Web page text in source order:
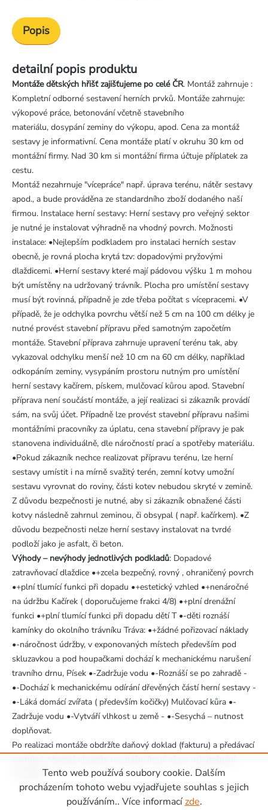
Tento web používá soubory cookie. Dalším
procházením tohoto webu vyjadřujete souhlas s jejich
používáním.. Více informacízde.
Popis
detailní popis produktu
Montáže dětských hřišť zajišťujeme po celé ČR. Montáž zahrnuje :
Kompletní odborné sestavení herních prvků. Montáže zahrnuje:
výkopové práce, betonování včetně stavebního
materiálu, dosypání zeminy do výkopu, apod. Cena za montáž
sestavy je informativní. Cena montáže platí v okruhu 30 km od
montážní firmy. Nad 30 km si montážní firma účtuje příplatek za
cestu.
Montáž nezahrnuje "vícepráce" např. úprava terénu, nátěr sestavy
apod., a bude prováděna ze standardního zboží dodaného naší
firmou. Instalace herní sestavy: Herní sestavy pro veřejný sektor
je nutné je instalovat výhradně na vhodný povrch. Možnosti
instalace: •Nejlepším podkladem pro instalaci herních sestav
obecně, je rovná plocha krytá tzv: dopadovými pryžovými
dlaždicemi. •Herní sestavy které mají pádovou výšku 1 m mohou
být umístěny na udržovaný trávník. Plocha pro umístění sestavy
musí být rovinná, případně je zde třeba počítat s vícepracemi. •V
případě, že je odchylka povrchu větší než 5 cm na 100 cm délky je
nutné provést stavební přípravu před samotným započetím
montáže. Stavební příprava zahrnuje upravení terénu tak, aby
vykazoval odchylku menší než 10 cm na 60 cm délky, například
odkopáním zeminy, vysypáním prostoru nutným pro umístění
herní sestavy kačírem, pískem, mulčovací kůrou apod. Stavební
příprava není součástí montáže, a její realizaci si zákazník provádí
sám, na svůj účet. Případně lze provést stavební přípravu našimi
montážními pracovníky za úplatu, cena stavební přípravy je pak
stanovena individuálně, dle náročností prací a spotřeby materiálu.
•Pokud zákazník nechce realizovat přípravu terénu, lze herní
sestavy umístit i na mírně svažitý terén, zemní kotvy umožní
sestavu vyrovnat do roviny, části kotev nebudou skryté v zemině.
Z důvodu bezpečnosti je nutné, aby si zákazník obnažené části
kotvy následně zahrnul zeminou, či obsypal ( např. kačírkem). •Z
důvodu bezpečnosti nelze herní sestavy instalovat na tvrdé
podloží jako je asfalt, či beton.
Výhody – nevýhody jednotlivých podkladů: Dopadové
zatravňovací dlaždice •+zcela bezpečný, rovný , ohraničený povrch
•+plní tlumící funkci při dopadu •+estetický vzhled •+nenáročné
na údržbu Kačírek ( doporučujeme frakci 4/8) •+plní drenážní
funkci •+plní tlumící funkci při dopadu dětí T •-děti roznáší
kamínky do okolního trávníku Tráva: •+žádné pořizovací náklady
•-náročnost údržby, v exponovaných místech především pod
skluzavkou a pod houpačkami dochází k mechanickému narušení
travního drnu, Písek •-Zadržuje vodu •-Roznáší se po zahradě -
•-Dochází k mechanickému odírání dřevěných částí herní sestavy -
•-Láká domácí zvířata ( především kočičky) Mulčovací kůra •-
Zadržuje vodu •-Vytváří vlhkost u země - •-Sesychá – nutnost
doplňovat.
Po realizaci montáže obdržíte daňový doklad (fakturu) a předávací
montáže.
Zápatí